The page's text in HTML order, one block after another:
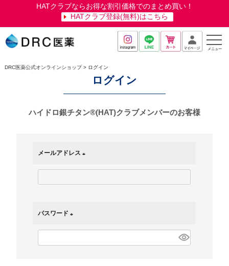
HATクラブならお得な割引価格でのまとめ買い！
HATクラブ登録(無料)はこちら
メニュー
DRC医薬公式オンラインショップ ログイン
ログイン
ハイドロ銀チタン®(HAT)クラブメンバーのお客様
メールアドレス
(
パスワード
(